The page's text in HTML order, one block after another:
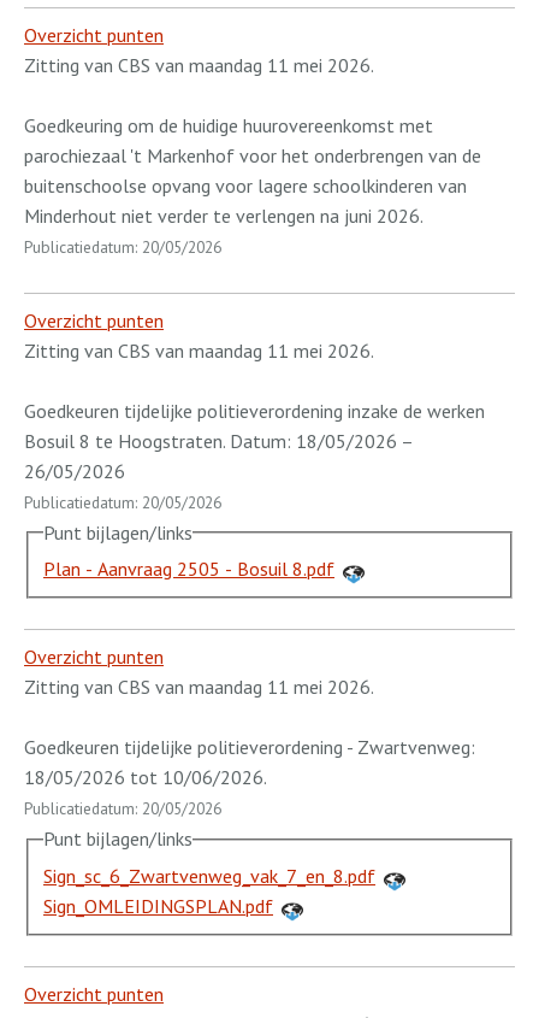
Overzicht punten
Zitting van CBS van maandag 11 mei 2026.
Goedkeuring om de huidige huurovereenkomst met
parochiezaal 't Markenhof voor het onderbrengen van de
buitenschoolse opvang voor lagere schoolkinderen van
Minderhout niet verder te verlengen na juni 2026.
Publicatiedatum: 20/05/2026
Overzicht punten
Zitting van CBS van maandag 11 mei 2026.
Goedkeuren tijdelijke politieverordening inzake de werken
Bosuil 8 te Hoogstraten. Datum: 18/05/2026 –
26/05/2026
Publicatiedatum: 20/05/2026
Punt bijlagen/links
Plan - Aanvraag 2505 - Bosuil 8.pdf
Overzicht punten
Zitting van CBS van maandag 11 mei 2026.
Goedkeuren tijdelijke politieverordening - Zwartvenweg:
18/05/2026 tot 10/06/2026.
Publicatiedatum: 20/05/2026
Punt bijlagen/links
Sign_sc_6_Zwartvenweg_vak_7_en_8.pdf
Sign_OMLEIDINGSPLAN.pdf
Overzicht punten